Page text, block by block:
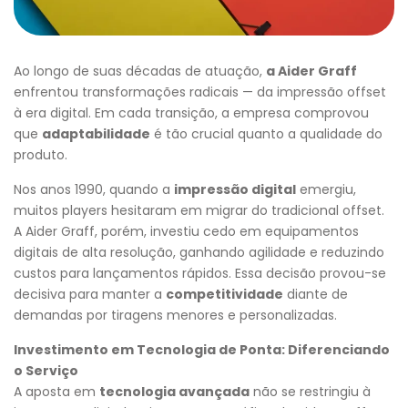
Ao longo de suas décadas de atuação, a Aider Graff
enfrentou transformações radicais — da impressão offset
à era digital. Em cada transição, a empresa comprovou
que adaptabilidade é tão crucial quanto a qualidade do
produto.
Nos anos 1990, quando a impressão digital emergiu,
muitos players hesitaram em migrar do tradicional offset.
A Aider Graff, porém, investiu cedo em equipamentos
digitais de alta resolução, ganhando agilidade e reduzindo
custos para lançamentos rápidos. Essa decisão provou-se
decisiva para manter a competitividade diante de
demandas por tiragens menores e personalizadas.
Investimento em Tecnologia de Ponta: Diferenciando
o Serviço
A aposta em tecnologia avançada não se restringiu à